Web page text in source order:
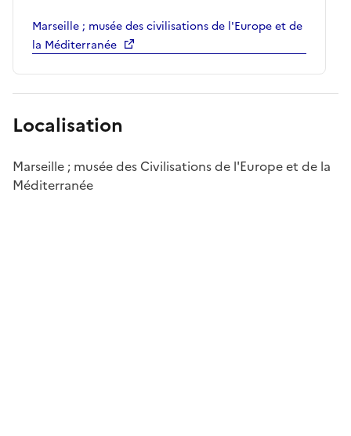
Marseille ; musée des civilisations de l'Europe et de
la Méditerranée
Localisation
Marseille ; musée des Civilisations de l'Europe et de la
Méditerranée